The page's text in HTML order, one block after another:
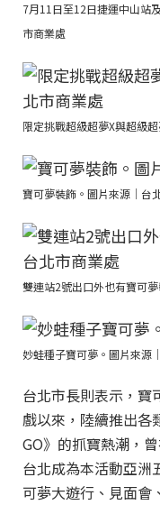
7月11日至12日捷運中山站
市商業處
限定挑戰超級超夢X與超級
寶可夢裝飾。圖片來源｜台
雙連站2號出口外也有寶可
妙蛙種子寶可夢。圖片來源
台北市長則表示，寶
戲以來，陸續推出
GO》的抓寶熱潮，
台北成為本活動亞洲
可夢大遊行、見面會